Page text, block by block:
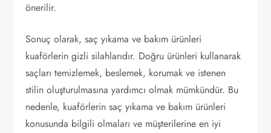
önerilir.
Sonuç olarak, saç yıkama ve bakım ürünleri
kuaförlerin gizli silahlarıdır. Doğru ürünleri kullanarak
saçları temizlemek, beslemek, korumak ve istenen
stilin oluşturulmasına yardımcı olmak mümkündür. Bu
nedenle, kuaförlerin saç yıkama ve bakım ürünleri
konusunda bilgili olmaları ve müşterilerine en iyi